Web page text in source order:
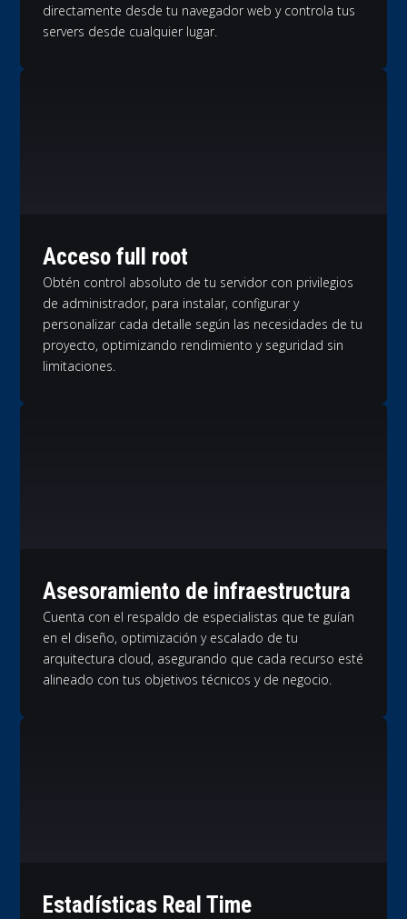
directamente desde tu navegador web y controla tus
servers desde cualquier lugar.
Acceso full root
Obtén control absoluto de tu servidor con privilegios
de administrador, para instalar, configurar y
personalizar cada detalle según las necesidades de tu
proyecto, optimizando rendimiento y seguridad sin
limitaciones.
Asesoramiento de infraestructura
Cuenta con el respaldo de especialistas que te guían
en el diseño, optimización y escalado de tu
arquitectura cloud, asegurando que cada recurso esté
alineado con tus objetivos técnicos y de negocio.
Estadísticas Real Time